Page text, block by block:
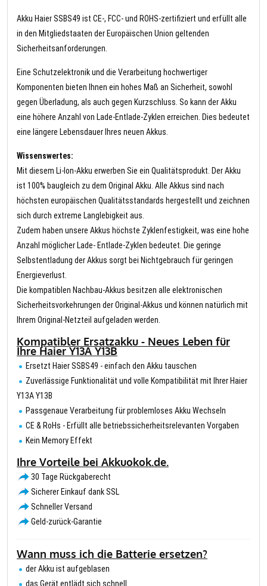
Akku Haier SSBS49 ist CE-, FCC- und ROHS-zertifiziert und erfüllt alle
in den Mitgliedstaaten der Europäischen Union geltenden
Sicherheitsanforderungen.
Eine Schutzelektronik und die Verarbeitung hochwertiger
Komponenten bieten Ihnen ein hohes Maß an Sicherheit, sowohl
gegen Überladung, als auch gegen Kurzschluss. So kann der Akku
eine höhere Anzahl von Lade-Entlade-Zyklen erreichen. Dies bedeutet
eine längere Lebensdauer Ihres neuen Akkus.
Wissenswertes:
Mit diesem Li-Ion-Akku erwerben Sie ein Qualitätsprodukt. Der Akku
ist 100% baugleich zu dem Original Akku. Alle Akkus sind nach
höchsten europäischen Qualitätsstandards hergestellt und zeichnen
sich durch extreme Langlebigkeit aus.
Zudem haben unsere Akkus höchste Zyklenfestigkeit, was eine hohe
Anzahl möglicher Lade- Entlade-Zyklen bedeutet. Die geringe
Selbstentladung der Akkus sorgt bei Nichtgebrauch für geringen
Energieverlust.
Die kompatiblen Nachbau-Akkus besitzen alle elektronischen
Sicherheitsvorkehrungen der Original-Akkus und können natürlich mit
Ihrem Original-Netzteil aufgeladen werden.
Kompatibler Ersatzakku - Neues Leben für
Ihre Haier Y13A Y13B
Ersetzt Haier SSBS49 - einfach den Akku tauschen
Zuverlässige Funktionalität und volle Kompatibilität mit Ihrer Haier
Y13A Y13B
Passgenaue Verarbeitung für problemloses Akku Wechseln
CE & RoHs - Erfüllt alle betriebssicherheitsrelevanten Vorgaben
Kein Memory Effekt
Ihre Vorteile bei Akkuokok.de.
30 Tage Rückgaberecht
Sicherer Einkauf dank SSL
Schneller Versand
Geld-zurück-Garantie
Wann muss ich die Batterie ersetzen?
der Akku ist aufgeblasen
das Gerät entlädt sich schnell